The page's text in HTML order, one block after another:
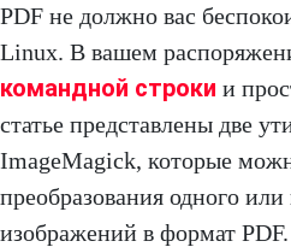
PDF не должно вас
Linux. В вашем
командной строки и
статье представлены две
ImageMagick, которые
преобразования одного или
изображений в формат PDF.